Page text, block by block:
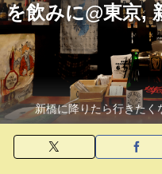
を飲みに@東京,
新橋に降りたら行きた